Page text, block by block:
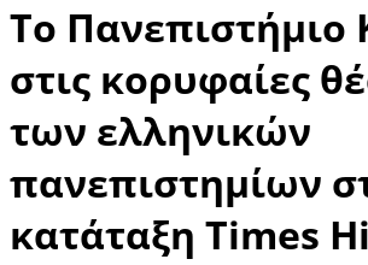
Το Πανεπιστήμιο
στις κορυφαίες
των ελληνικών
πανεπιστημίων
κατάταξη Times